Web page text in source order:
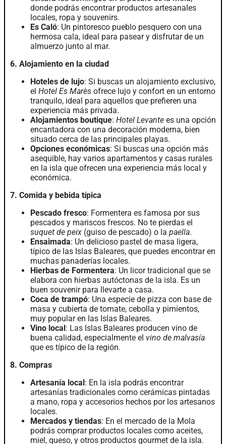
donde podrás encontrar productos artesanales
locales, ropa y souvenirs.
Es Caló: Un pintoresco pueblo pesquero con una
hermosa cala, ideal para pasear y disfrutar de un
almuerzo junto al mar.
6. Alojamiento en la ciudad
Hoteles de lujo: Si buscas un alojamiento exclusivo,
el Hotel Es Marès ofrece lujo y confort en un entorno
tranquilo, ideal para aquellos que prefieren una
experiencia más privada.
Alojamientos boutique: Hotel Levante es una opción
encantadora con una decoración moderna, bien
situado cerca de las principales playas.
Opciones económicas: Si buscas una opción más
asequible, hay varios apartamentos y casas rurales
en la isla que ofrecen una experiencia más local y
económica.
7. Comida y bebida típica
Pescado fresco: Formentera es famosa por sus
pescados y mariscos frescos. No te pierdas el
suquet de peix (guiso de pescado) o la paella.
Ensaimada: Un delicioso pastel de masa ligera,
típico de las Islas Baleares, que puedes encontrar en
muchas panaderías locales.
Hierbas de Formentera: Un licor tradicional que se
elabora con hierbas autóctonas de la isla. Es un
buen souvenir para llevarte a casa.
Coca de trampó: Una especie de pizza con base de
masa y cubierta de tomate, cebolla y pimientos,
muy popular en las Islas Baleares.
Vino local: Las Islas Baleares producen vino de
buena calidad, especialmente el vino de malvasía
que es típico de la región.
8. Compras
Artesanía local: En la isla podrás encontrar
artesanías tradicionales como cerámicas pintadas
a mano, ropa y accesorios hechos por los artesanos
locales.
Mercados y tiendas: En el mercado de la Mola
podrás comprar productos locales como aceites,
miel, queso, y otros productos gourmet de la isla.